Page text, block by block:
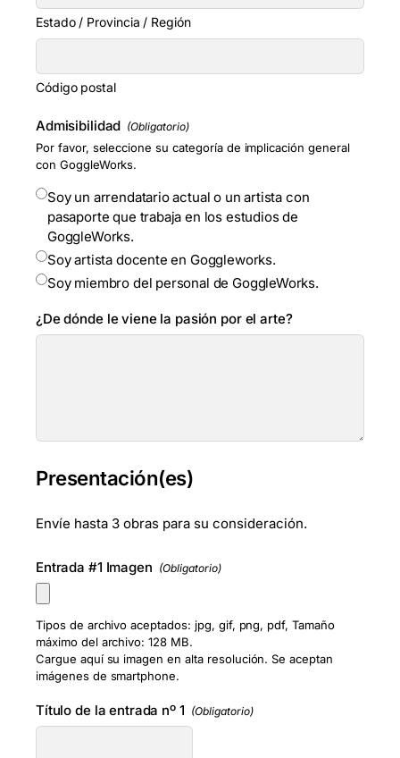
Estado / Provincia / Región
Código postal
Admisibilidad (Obligatorio)
Por favor, seleccione su categoría de implicación general
con GoggleWorks.
Soy un arrendatario actual o un artista con
pasaporte que trabaja en los estudios de
GoggleWorks.
Soy artista docente en Goggleworks.
Soy miembro del personal de GoggleWorks.
¿De dónde le viene la pasión por el arte?
Presentación(es)
Envíe hasta 3 obras para su consideración.
Entrada #1 Imagen (Obligatorio)
Tipos de archivo aceptados: jpg, gif, png, pdf, Tamaño
máximo del archivo: 128 MB.
Cargue aquí su imagen en alta resolución. Se aceptan
imágenes de smartphone.
Título de la entrada nº 1 (Obligatorio)